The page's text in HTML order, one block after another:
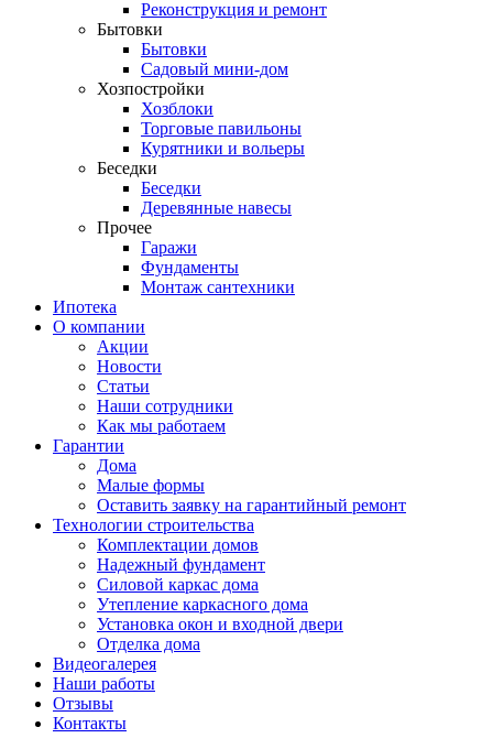
Реконструкция и ремонт
Бытовки
Бытовки
Садовый мини-дом
Хозпостройки
Хозблоки
Торговые павильоны
Курятники и вольеры
Беседки
Беседки
Деревянные навесы
Прочее
Гаражи
Фундаменты
Монтаж сантехники
Ипотека
О компании
Акции
Новости
Статьи
Наши сотрудники
Как мы работаем
Гарантии
Дома
Малые формы
Оставить заявку на гарантийный ремонт
Технологии строительства
Комплектации домов
Надежный фундамент
Силовой каркас дома
Утепление каркасного дома
Установка окон и входной двери
Отделка дома
Видеогалерея
Наши работы
Отзывы
Контакты